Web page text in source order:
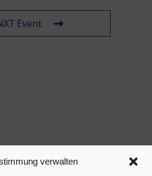
verwalten
Event